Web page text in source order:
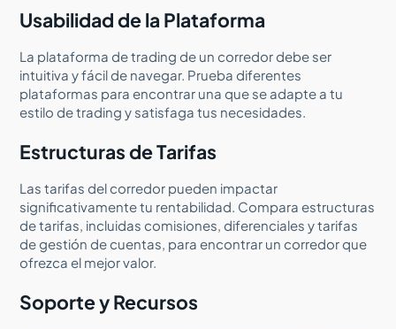
Usabilidad de la Plataforma
La plataforma de trading de un corredor debe ser
intuitiva y fácil de navegar. Prueba diferentes
plataformas para encontrar una que se adapte a tu
estilo de trading y satisfaga tus necesidades.
Estructuras de Tarifas
Las tarifas del corredor pueden impactar
significativamente tu rentabilidad. Compara estructuras
de tarifas, incluidas comisiones, diferenciales y tarifas
de gestión de cuentas, para encontrar un corredor que
ofrezca el mejor valor.
Soporte y Recursos